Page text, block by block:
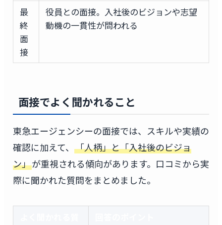
最
終
面
接
役員との面接。入社後のビジョンや志望
動機の一貫性が問われる
面接でよく聞かれること
東急エージェンシーの面接では、スキルや実績の
確認に加えて、 「人柄」と「入社後のビジョ
ン」が重視される傾向があります。口コミから実
際に聞かれた質問をまとめました。